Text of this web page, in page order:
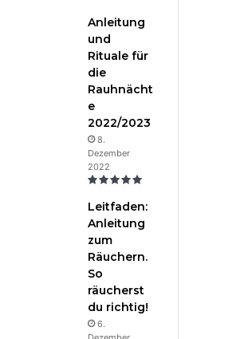
Anleitung
und
Rituale für
die
Rauhnächt
e
2022/2023
8.
Dezember
2022
Leitfaden:
Anleitung
zum
Räuchern.
So
räucherst
du richtig!
6.